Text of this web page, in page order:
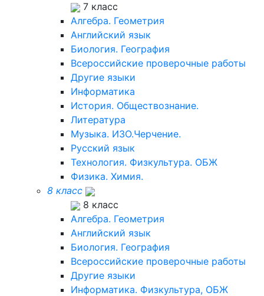
7 класс
Алгебра. Геометрия
Английский язык
Биология. География
Всероссийские проверочные работы
Другие языки
Информатика
История. Обществознание.
Литература
Музыка. ИЗО.Черчение.
Русский язык
Технология. Физкультура. ОБЖ
Физика. Химия.
8 класс
8 класс
Алгебра. Геометрия
Английский язык
Биология. География
Всероссийские проверочные работы
Другие языки
Информатика. Физкультура, ОБЖ